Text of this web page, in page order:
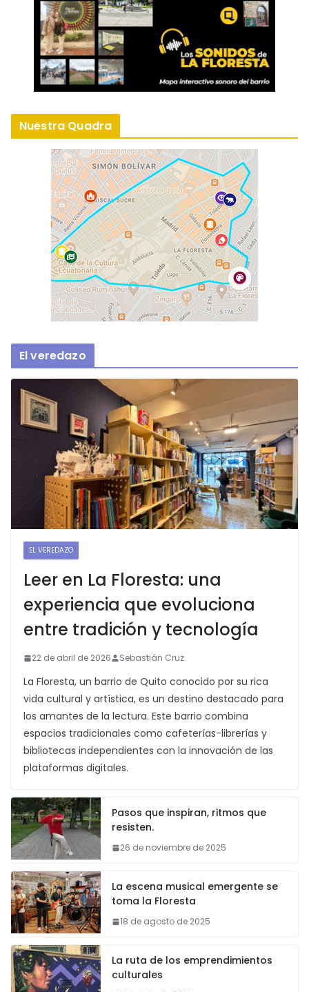
Nuestra Quadra
El veredazo
EL VEREDAZO
Leer en La Floresta: una
experiencia que evoluciona
entre tradición y tecnología
22 de abril de 2026 Sebastián Cruz
La Floresta, un barrio de Quito conocido por su rica
vida cultural y artística, es un destino destacado para
los amantes de la lectura. Este barrio combina
espacios tradicionales como cafeterías-librerías y
bibliotecas independientes con la innovación de las
plataformas digitales.
Pasos que inspiran, ritmos que
resisten.
26 de noviembre de 2025
La escena musical emergente se
toma la Floresta
18 de agosto de 2025
La ruta de los emprendimientos
culturales